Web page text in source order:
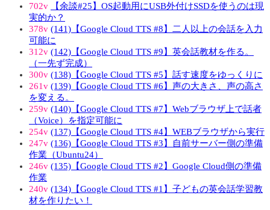
702v
【余談#25】OS起動用にUSB外付けSSDを使うのは現
実的か？
378v (141)【Google Cloud TTS #8】二人以上の会話を入力
可能に
312v (142)【Google Cloud TTS #9】英会話教材を作る。
（一先ず完成）
300v (138)【Google Cloud TTS #5】話す速度をゆっくりに
261v (139)【Google Cloud TTS #6】声の大きさ、声の高さ
を変える。
259v (140)【Google Cloud TTS #7】Webブラウザ上で話者
（Voice）を指定可能に
254v (137)【Google Cloud TTS #4】WEBブラウザから実行
247v (136)【Google Cloud TTS #3】自前サーバー側の準備
作業（Ubuntu24）
246v (135)【Google Cloud TTS #2】Google Cloud側の準備
作業
240v (134)【Google Cloud TTS #1】子どもの英会話学習教
材を作りたい！